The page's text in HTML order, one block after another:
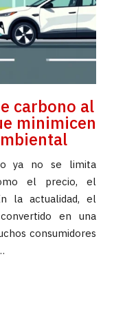
carbono al
minimicen
ya no se limita
el precio, el
la actualidad, el
en una
consumidores